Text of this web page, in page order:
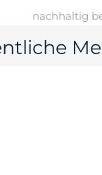
nachhaltig